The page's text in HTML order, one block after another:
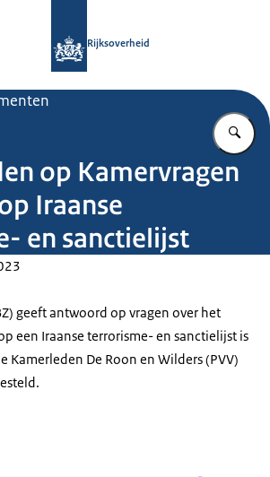
Rijksoverheid
op Kamervragen
Iraanse
en sanctielijst
geeft antwoord op vragen over het
een Iraanse terrorisme- en sanctielijst is
Kamerleden De Roon en Wilders (PVV)